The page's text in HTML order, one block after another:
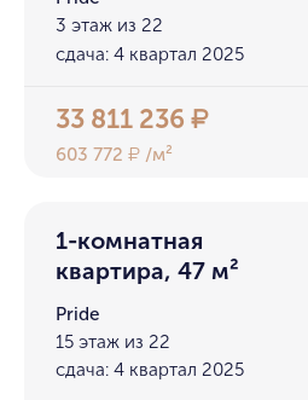
3 этаж из 22
сдача: 4 квартал 2025
33 811 236₽
603 772₽ /м²
1-комнатная
квартира, 47 м²
Pride
15 этаж из 22
сдача: 4 квартал 2025